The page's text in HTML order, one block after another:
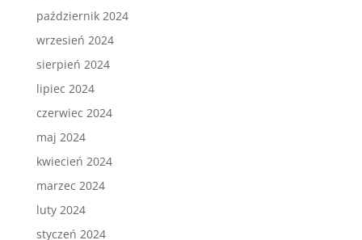
październik 2024
wrzesień 2024
sierpień 2024
lipiec 2024
czerwiec 2024
maj 2024
kwiecień 2024
marzec 2024
luty 2024
styczeń 2024